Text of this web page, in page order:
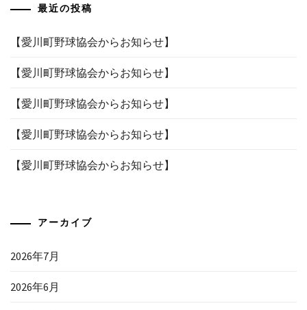
最近の投稿
【愛川町野球協会からお知らせ】
【愛川町野球協会からお知らせ】
【愛川町野球協会からお知らせ】
【愛川町野球協会からお知らせ】
【愛川町野球協会からお知らせ】
アーカイブ
2026年7月
2026年6月